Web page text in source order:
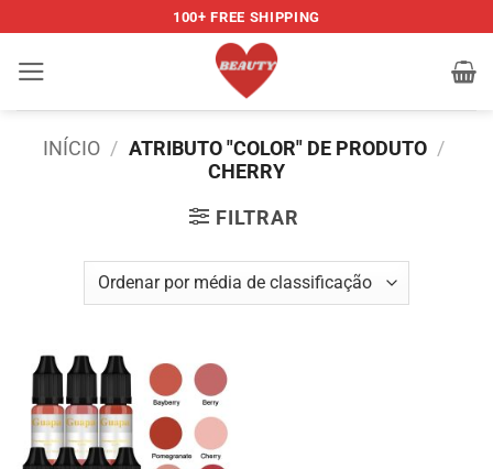
content
100+ FREE SHIPPING
INÍCIO / ATRIBUTO "COLOR" DE PRODUTO /
CHERRY
FILTRAR